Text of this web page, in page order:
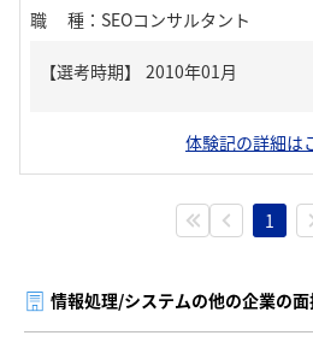
職種 ： SEOコンサルタント
体験記の詳細は
1
情報処理/システムの他の企業の